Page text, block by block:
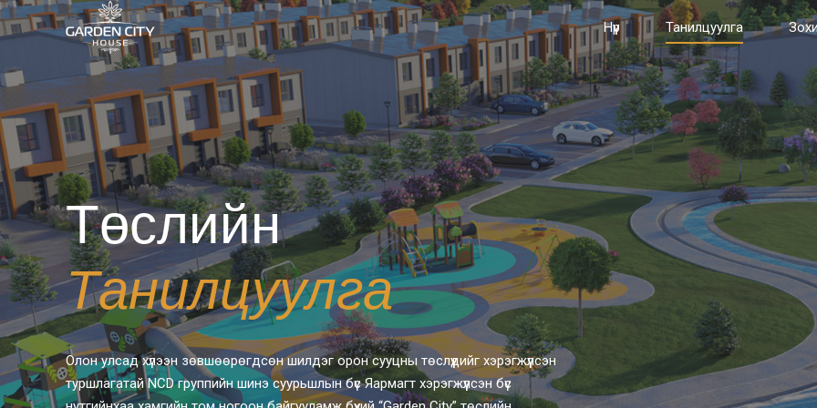
Нүүр Танилцуулга
Төслийн
Танилцуулга
Олон улсад хүлээн зөвшөөрөгдсөн шилдэг орон сууцны төслүүдийг хэрэгжүүлсэн
туршлагатай NCD группийн шинэ суурьшлын бүс Яармагт хэрэгжүүлсэн бүс
0
1
2
0
1
2
3
2
3
4
5
0
1
3
4
5
6